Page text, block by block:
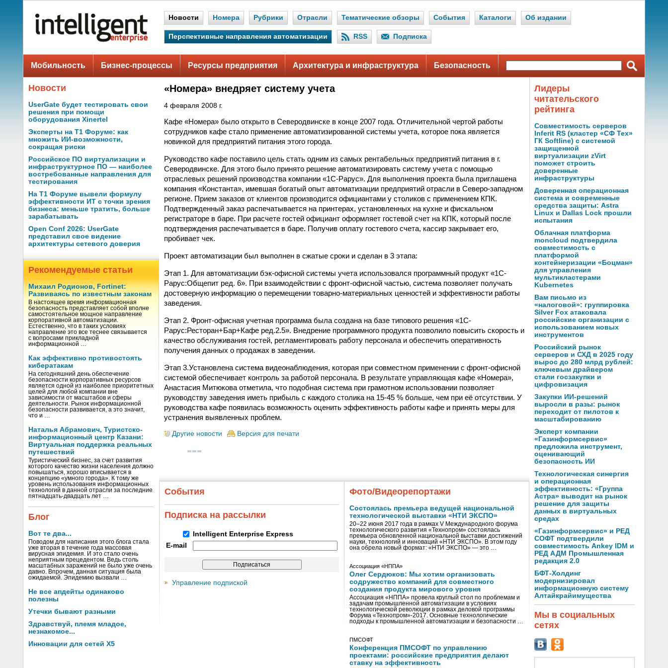
Новости Номера Рубрики Отрасли Тематические обзоры События Каталоги Об издании
Перспективные направления автоматизации RSS Подписка
Мобильность Бизнес-процессы Ресурсы предприятия Архитектура и инфраструктура Безопасность
Новости
UserGate будет тестировать свои
решения при помощи
оборудования Xinertel
Эксперты на Т1 Форуме: как
множить ИИ-возможности,
сокращая риски
Российское ПО виртуализации и
инфраструктурное ПО — наиболее
востребованные направления для
тестирования
На Т1 Форуме вывели формулу
эффективности ИТ с точки зрения
бизнеса: меньше тратить, больше
зарабатывать
Open Conf 2026: UserGate
представил свое видение
архитектуры сетевого доверия
Рекомендуемые статьи
Михаил Родионов, Fortinet:
Развиваясь по известным законам
В настоящее время информационная
безопасность представляет собой вполне
самостоятельное мощное направление
корпоративной автоматизации.
Естественно, что в таких условиях
направление это все теснее связывается
с вопросами прикладной
информационной …
Как эффективно противостоять
кибератакам
На сегодняшний день обеспечение
безопасности корпоративных ресурсов
является одной из наиболее приоритетных
целей для любой компании вне
зависимости от масштабов и сферы
деятельности. Рынок информационной
безопасности развивается, а это значит,
что и …
Наталья Абрамович, Туристско-
информационный центр Казани:
Виртуальная поддержка реальных
путешествий
Туристический бизнес, за счет развития
которого качество жизни населения должно
повышаться, хорошо вписывается в
концепцию «умного города». К тому же
уровень использования информационных
технологий в данной отрасли за последние
пятнадцать-двадцать лет …
Блог
Вот те два...
Поводом для написания этого блога стала
уже вторая в течение года массовая
вирусная эпидемия. И это стало очень
неприятным прецедентом. Ведь столь
масштабных заражений не было уже очень
давно. Впрочем, данная ситуация была
ожидаемой. Эпидемию вызвали …
Не все апдейты одинаково
полезны
Утечки бывают разными
Здравствуй, племя младое,
незнакомое...
Инновации для сетей X5
«Номера» внедряет систему учета
4 февраля 2008 г.
Кафе «Номера» было открыто в Северодвинске в конце 2007 года. Отличительной чертой работы
сотрудников кафе стало применение автоматизированной системы учета, которое пока является
новинкой для предприятий питания этого города.
Руководство кафе поставило цель стать одним из самых рентабельных предприятий питания в г.
Северодвинске. Для этого было принято решение автоматизировать систему учета с помощью
отраслевых решений производства компании «1С-Рарус». Для выполнения проекта была приглашена
компания «Константа», имевшая богатый опыт автоматизации предприятий отрасли в Северо-западном
регионе. Прием заказов от клиентов производится официантами у столиков с применением КПК.
Подтвержденный заказ распечатывается на принтерах, установленных на кухне и фискальном
регистраторе в баре. При расчете гостей официант оформляет гостевой счет на КПК, который после
подтверждения распечатывается в баре. Получив оплату гостевого счета, кассир закрывает его,
пробивает чек.
Проект автоматизации был выполнен в сжатые сроки и сделан в 3 этапа:
Этап 1. Для автоматизации бэк-офисной системы учета использовался программный продукт «1С-
Рарус:Общепит ред. 6». При взаимодействии с фронт-офисной частью, система позволяет получать
достоверную информацию о перемещении товарно-материальных ценностей и эффективности работы
заведения.
Этап 2. Фронт-офисная учетная программа была создана на базе типового решения «1С-
Рарус:Ресторан+Бар+Кафе ред.2.5». Внедрение программного продукта позволило повысить скорость и
качество обслуживания гостей, регламентировать работу персонала и обеспечить оперативность
получения данных о продажах в заведении.
Этап 3.Установлена система видеонаблюдения, которая при совместном применении с фронт-офисной
системой обеспечивает контроль за работой персонала. В результате управляющая кафе «Номера»,
Анастасия Митюкова отметила, что подобная система при грамотном использовании позволяет
руководству заведения иметь прибыль с каждого столика на 15-45 % больше, чем при её отсутствии. У
руководства кафе появилась возможность оценить эффективность работы кафе и принять меры для
устранения выявленных проблем.
Другие новости Версия для печати
События
Подписка на рассылки
Intelligent Enterprise Express
E-mail
Управление подпиской
Фото/Видеорепортажи
Состоялась премьера ведущей национальной
технологической выставки «НТИ ЭКСПО»
20–22 июня 2017 года в рамках V Международного форума
технологического развития «Технопром» состоялась
премьера обновленной национальной выставки достижений
науки, технологий и инноваций «НТИ ЭКСПО». В этом году
она обрела новый формат: «НТИ ЭКСПО» — это …
Ассоциация «НППА»
Олег Сердюков: Мы хотим организовать
содружество компаний для совместного
создания продукта мирового уровня
Ассоциация «НППА» провела круглый стол по проблемам и
задачам промышленной автоматизации в условиях
технологической революции в рамках деловой программы
Форума «Технопром»-2017. Основные технологические
подходы к промышленной автоматизации и безопасности …
ПМСОФТ
Конференция ПМСОФТ по управлению
проектами: российские предприятия делают
ставку на эффективность
Лидеры
читательского
рейтинга
Совместимость серверов
Inferit RS (кластер «СФ Тех»
ГК Softline) с системой
защищенной
виртуализации zVirt
поможет строить
доверенные
инфраструктуры
Доверенная операционная
система и современные
средства защиты: Astra
Linux и Dallas Lock прошли
испытания
Облачная платформа
moncloud подтвердила
совместимость с
платформой
контейнеризации «Боцман»
для управления
мультикластерами
Kubernetes
Вам письмо из
«налоговой»: группировка
Silver Fox атаковала
российские организации с
использованием новых
инструментов
Российский рынок
серверов и СХД в 2025 году
вырос до 280 млрд рублей:
ключевым драйвером
стали госзакупки и
цифровизация
Закупки ИИ-решений
выросли в разы: рынок
переходит от пилотов к
масштабированию
Эксперт компании
«Газинформсервис»
предложила инструмент,
оценивающий
безопасность ИИ
Технологическая синергия
и операционная
эффективность: «Группа
Астра» выводит на рынок
решение для защиты
данных в виртуальных
средах
«Газинформсервис» и РЕД
СОФТ подтвердили
совместимость Ankey IDM и
РЕД АДМ Промышленная
редакция 2.0
БФТ-Холдинг
модернизировал
информационную систему
Алтайкрайимущества
Мы в социальных
сетях